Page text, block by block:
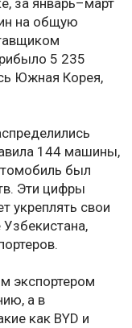
за январь–март
на общую
5 235
Южная Корея,
144 машины,
был
Эти цифры
укреплять свои
экспортером
а в
как BYD и